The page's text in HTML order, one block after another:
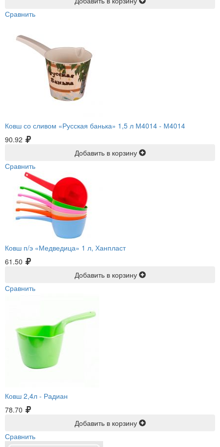
Сравнить
Ковш со сливом «Русская банька» 1,5 л М4014 - М4014
90.92
Добавить в корзину
Сравнить
Ковш п/э «Медведица» 1 л, Ханпласт
61.50
Добавить в корзину
Сравнить
Ковш 2,4л - Радиан
78.70
Добавить в корзину
Сравнить